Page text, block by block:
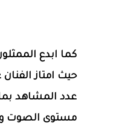
كما ابدع
حيث امتاز
عدد المشاهد بما
مستوى الصوت